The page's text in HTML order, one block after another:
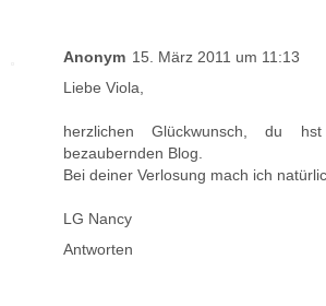
Anonym 15. März 2011 um 11:13
Liebe Viola,
herzlichen Glückwunsch, du
bezaubernden Blog.
Bei deiner Verlosung mach ich
LG Nancy
Antworten